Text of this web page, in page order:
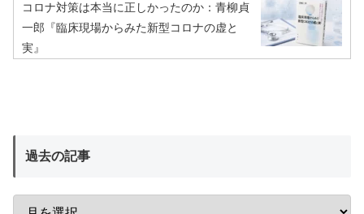
コロナ対策は本当に正しかったのか：青柳貞
一郎『臨床現場からみた新型コロナの虚と
実』
過去の記事